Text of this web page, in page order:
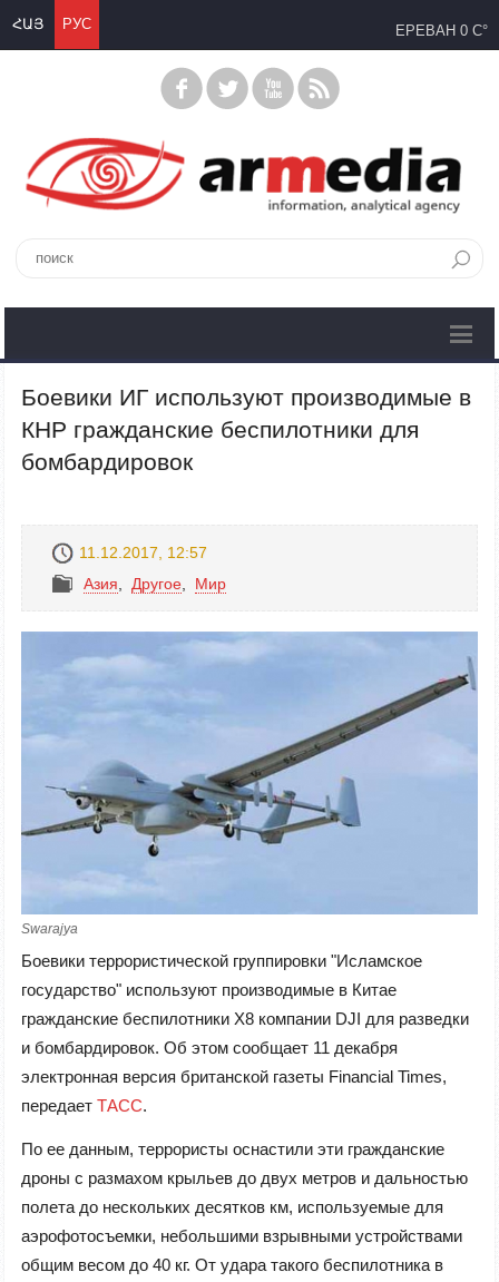
ՀԱՅ РУС ЕРЕВАН 0 C°
Боевики ИГ используют производимые в
КНР гражданские беспилотники для
бомбардировок
11.12.2017, 12:57
Азия
Другое Mир
Swarajya
Боевики террористической группировки "Исламское
государство" используют производимые в Китае
гражданские беспилотники X8 компании DJI для разведки
и бомбардировок. Об этом сообщает 11 декабря
электронная версия британской газеты Financial Times,
передает ТАСС.
По ее данным, террористы оснастили эти гражданские
дроны с размахом крыльев до двух метров и дальностью
полета до нескольких десятков км, используемые для
аэрофотосъемки, небольшими взрывными устройствами
общим весом до 40 кг. От удара такого беспилотника в